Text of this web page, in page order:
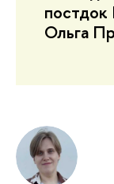
постдок
Ольга